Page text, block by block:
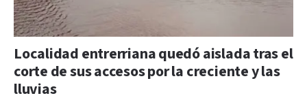
Localidad entrerriana quedó aislada tras el
corte de sus accesos por la creciente y las
lluvias